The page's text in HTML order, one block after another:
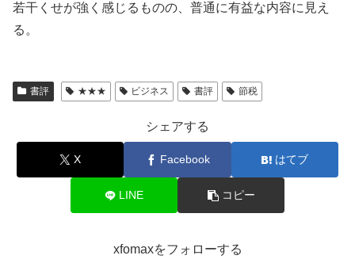
若干くせが強く感じるものの、普通に有益な内容に見え
る。
書評 ★★★ ビジネス 書評 節税
シェアする
X Facebook はてブ
LINE コピー
xfomaxをフォローする